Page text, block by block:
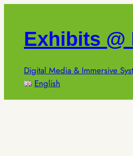
springenExhibits @
Digital Media & Immersive
English